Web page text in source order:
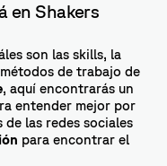
en Shakers
son las skills, la
de trabajo de
, aquí encontrarás un
entender mejor por
las redes sociales
para encontrar el